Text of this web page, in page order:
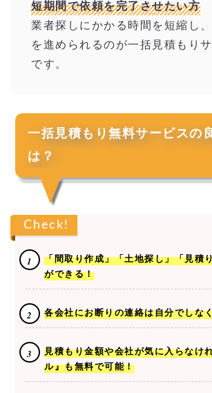
短期間で依頼を完了させたい方
業者探しにかかる時間を短縮し
を進められるのが一括見積もり
です。
一括見積もり無料サービスの
は？
Check!
「間取り作成」「土地探し」「見積
ができる！
各会社にお断りの連絡は自分でしな
見積もり金額や会社が気に入らなけ
ル』も無料で可能！